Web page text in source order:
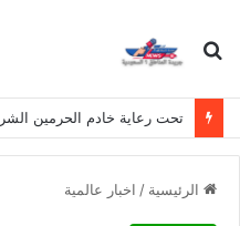
بحث
الرئيسية / اخبار عالمية